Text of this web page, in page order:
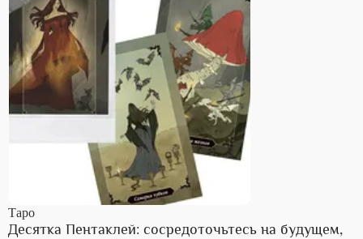
Таро
Десятка Пентаклей: сосредоточьтесь на будущем,